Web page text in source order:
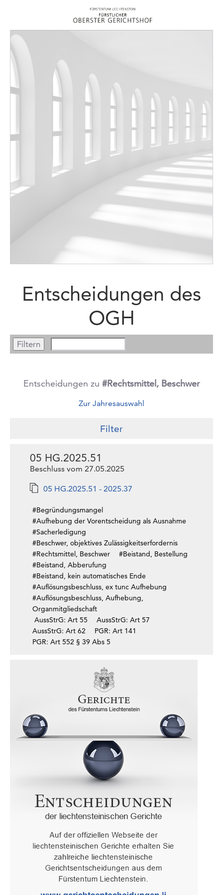
Entscheidungen des
OGH
Entscheidungen zu #Rechtsmittel, Beschwer
Zur Jahresauswahl
Filter
05 HG.2025.51
Beschluss vom 27.05.2025
05 HG.2025.51 - 2025.37
#Begründungsmangel
#Aufhebung der Vorentscheidung als Ausnahme
#Sacherledigung
#Beschwer, objektives Zulässigkeitserfordernis
#Rechtsmittel, Beschwer
#Beistand, Bestellung
#Beistand, Abberufung
#Beistand, kein automatisches Ende
#Auflösungsbeschluss, ex tunc Aufhebung
#Auflösungsbeschluss, Aufhebung,
Organmitgliedschaft
AussStrG: Art 55
AussStrG: Art 57
AussStrG: Art 62
PGR: Art 141
PGR: Art 552 § 39 Abs 5